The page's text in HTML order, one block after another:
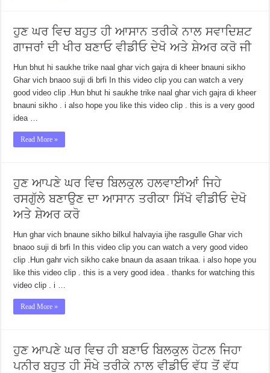
ਹੁਣ ਘਰ ਵਿਚ ਬਹੁਤ ਹੀ ਆਸਾਨ ਤਰੀਕੇ ਨਾਲ ਸਵਾਦਿਸ਼ਟ
ਗਾਜਰਾਂ ਦੀ ਖੀਰ ਬਣਾਓ ਵੀਡੀਓ ਦੇਖੋ ਅਤੇ ਸ਼ੇਅਰ ਕਰੋ ਜੀ
Hun bhut hi saukhe trike naal ghar vich gajra di kheer bnauni sikho
Ghar vich bnaoo suji di brfi In this video clip you can watch a very
good video clip .Hun bhut hi saukhe trike naal ghar vich gajra di kheer
bnauni sikho . i also hope you like this video clip . this is a very good
idea …
Read More »
ਹੁਣ ਆਪਣੇ ਘਰ ਵਿਚ ਬਿਲਕੁਲ ਹਲਵਾਈਆਂ ਜਿਹੇ
ਰਸਗੁੱਲੇ ਬਣਾਉਣ ਦਾ ਆਸਾਨ ਤਰੀਕਾ ਸਿੱਖੋ ਵੀਡੀਓ ਦੇਖੋ
ਅਤੇ ਸ਼ੇਅਰ ਕਰੋ
Hun ghar vich bnaune sikho bilkul halvayia ijhe rasgulle Ghar vich
bnaoo suji di brfi In this video clip you can watch a very good video
clip .Hun gahr vich sikho cake bnaun da asaan trikaa. i also hope you
like this video clip . this is a very good idea . thanks for watching this
video clip . i …
Read More »
ਹੁਣ ਆਪਣੇ ਘਰ ਵਿਚ ਹੀ ਬਣਾਓ ਬਿਲਕੁਲ ਹੋਟਲ ਜਿਹਾ
ਪਨੀਰ ਬਹੁਤ ਹੀ ਸੌਖੇ ਤਰੀਕੇ ਨਾਲ ਵੀਡੀਓ ਵੱਧ ਤੋਂ ਵੱਧ